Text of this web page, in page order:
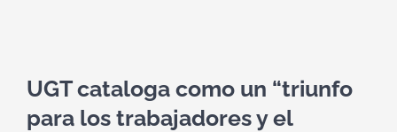
UGT cataloga como un “triunfo
para los trabajadores y el